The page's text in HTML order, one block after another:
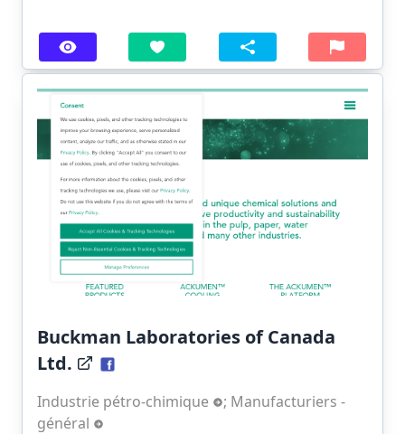
Buckman Laboratories of Canada
Ltd.
Industrie pétro-chimique ; Manufacturiers -
général